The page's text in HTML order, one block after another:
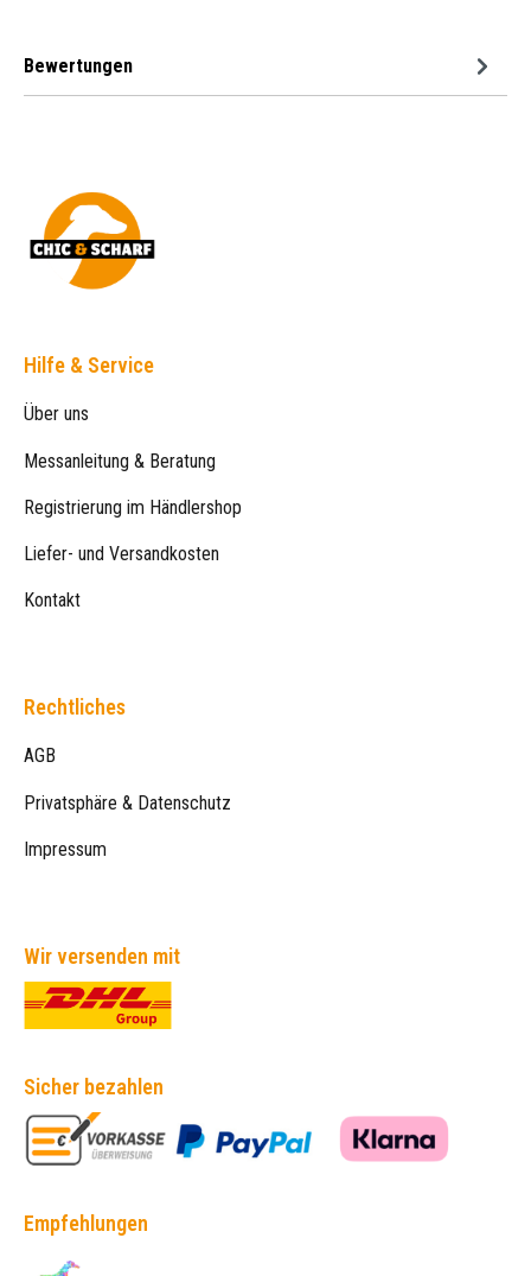
Bewertungen
Hilfe & Service
Über uns
Messanleitung & Beratung
Registrierung im Händlershop
Liefer- und Versandkosten
Kontakt
Rechtliches
AGB
Privatsphäre & Datenschutz
Impressum
Wir versenden mit
Sicher bezahlen
Empfehlungen